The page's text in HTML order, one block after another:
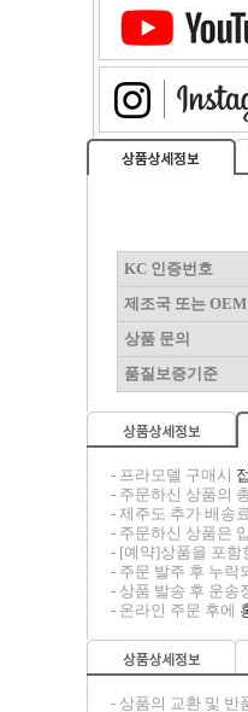
KC 인증번호
제조국 또는 OEM
상품 문의
품질보증기준
----- - 프라모델 구매시
----- - 주문하신 상품의
----- - 제주도 추가 배송
----- - 주문하신 상품은
----- - [예약]상품을 포함
----- - 주문 발주 후 누락
----- - 상품 발송 후 운송
----- - 온라인 주문 후에
----- - 상품의 교환 및 반